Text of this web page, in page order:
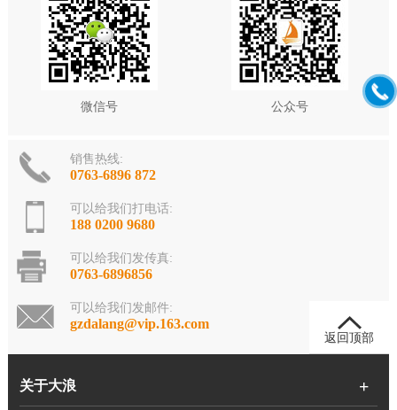
返回顶部
微信号 公众号
销售热线:
0763-6896 872
可以给我们打电话:
188 0200 9680
可以给我们发传真:
0763-6896856
可以给我们发邮件:
gzdalang@vip.163.com
关于大浪